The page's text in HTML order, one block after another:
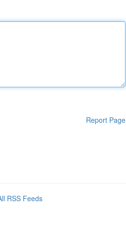
Report Page
RSS Feeds